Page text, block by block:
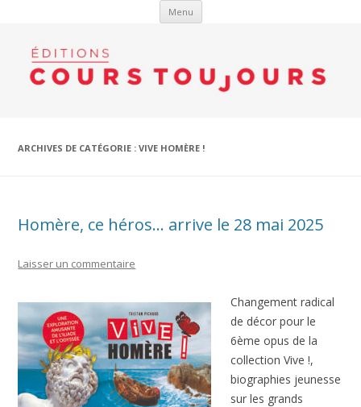
Menu Aller au contenu
ARCHIVES DE CATÉGORIE :VIVE HOMÈRE !
Homère, ce héros… arrive le 28 mai 2025
Laisser un commentaire
Changement radical
de décor pour le
6ème opus de la
collection Vive !,
biographies jeunesse
sur les grands